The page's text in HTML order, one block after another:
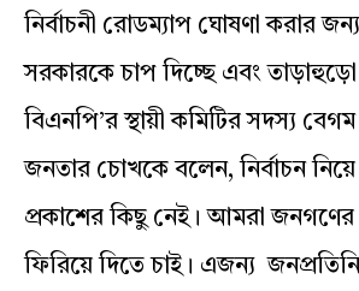
নির্বাচনী রোডম্যাপ ঘোষণা করার
সরকারকে চাপ দিচ্ছে এবং
বিএনপি’র স্থায়ী কমিটির সদস্য
জনতার চোখকে বলেন, নির্বাচন নিয়ে
প্রকাশের কিছু নেই। আমরা জনগণের
ফিরিয়ে দিতে চাই। এজন্য